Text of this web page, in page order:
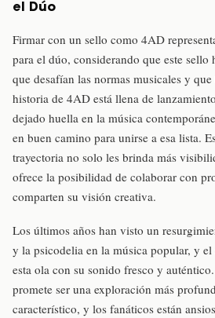
el Dúo
Firmar con un sello como 4AD
para el dúo, considerando que este sello
que desafían las normas musicales y
historia de 4AD está llena de
dejado huella en la música
en buen camino para unirse a esa lista.
trayectoria no solo les brinda más
ofrece la posibilidad de colaborar con
comparten su visión creativa.
Los últimos años han visto un
y la psicodelia en la música popular, y el
esta ola con su sonido fresco y
promete ser una exploración más
característico, y los fanáticos están